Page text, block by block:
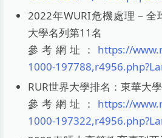
2022年WURI危機處理－全
大學名列第11名
參考網址： https://
1000-
RUR世界大學排名：東華大
參考網址： https://
1000-